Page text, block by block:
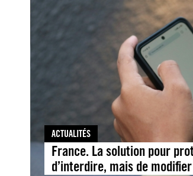
ACTUALITÉS
France. La solution pour
d’interdire, mais de